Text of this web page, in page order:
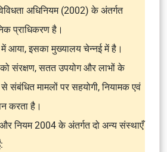
अधिनियम (2002) के अंतर्गत
प्राधिकरण है।
आया, इसका मुख्यालय चेन्नई में है।
संरक्षण, सतत उपयोग और लाभों के
संबंधित मामलों पर सहयोगी, नियामक एवं
करता है।
नियम 2004 के अंतर्गत दो अन्य संस्थाएँ